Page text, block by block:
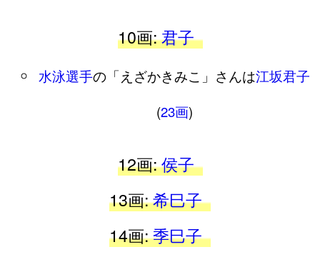
10画:君子
水泳選手の「えざかきみこ」さんは江坂君子
(23画)
12画:侯子
13画:希巳子
14画:季巳子